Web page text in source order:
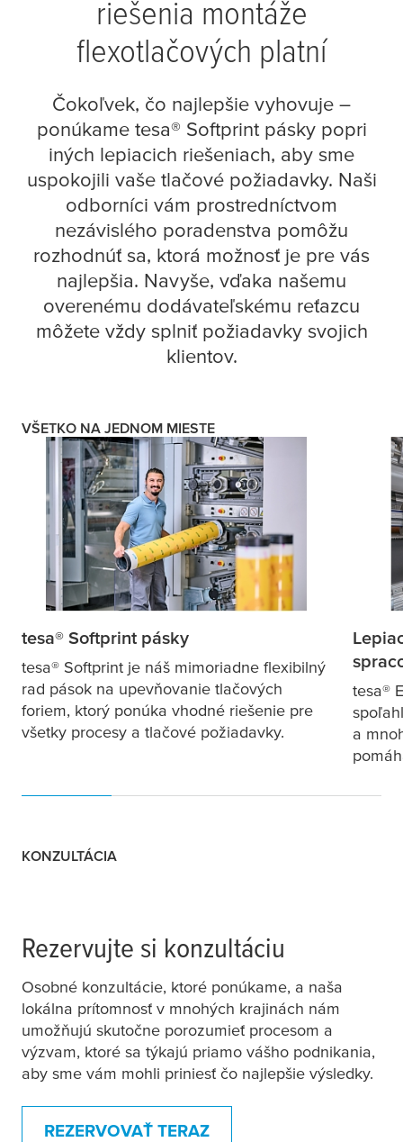
riešenia montáže
flexotlačových platní
Čokoľvek, čo najlepšie vyhovuje –
ponúkame tesa® Softprint pásky popri
iných lepiacich riešeniach, aby sme
uspokojili vaše tlačové požiadavky. Naši
odborníci vám prostredníctvom
nezávislého poradenstva pomôžu
rozhodnúť sa, ktorá možnosť je pre vás
najlepšia. Navyše, vďaka našemu
overenému dodávateľskému reťazcu
môžete vždy splniť požiadavky svojich
klientov.
VŠETKO NA JEDNOM MIESTE
tesa® Softprint pásky
tesa® Softprint je náš mimoriadne flexibilný
rad pások na upevňovanie tlačových
foriem, ktorý ponúka vhodné riešenie pre
všetky procesy a tlačové požiadavky.
tesa®
a
KONZULTÁCIA
Rezervujte si konzultáciu
Osobné konzultácie, ktoré ponúkame, a naša
lokálna prítomnosť v mnohých krajinách nám
umožňujú skutočne porozumieť procesom a
výzvam, ktoré sa týkajú priamo vášho podnikania,
aby sme vám mohli priniesť čo najlepšie výsledky.
REZERVOVAŤ TERAZ